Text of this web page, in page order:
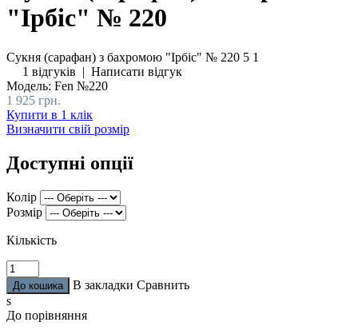
"Ірбіс" № 220
Сукня (сарафан) з бахромою "Ірбіс" № 220 5 1
1 відгуків | Написати відгук
Модель: Fen №220
1 925 грн.
Купити в 1 клік
Визначити свій розмір
Доступні опції
Колір
Розмір
Кількість
В закладки Сравнить
s
До порівняння